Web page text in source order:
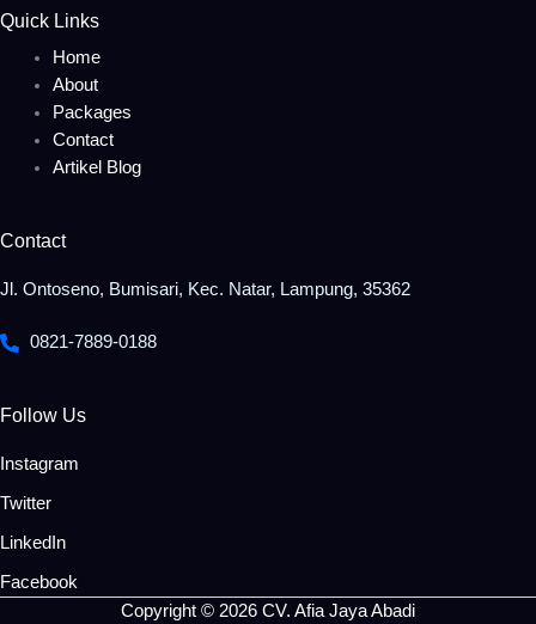
Quick Links
Menu
Home
About
Packages
Contact
Artikel Blog
Contact
Jl. Ontoseno, Bumisari, Kec. Natar, Lampung, 35362
0821-7889-0188
Follow Us
Instagram
Twitter
LinkedIn
Facebook
Copyright © 2026 CV. Afia Jaya Abadi